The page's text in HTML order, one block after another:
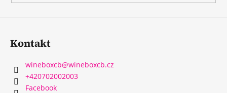
Kontakt
wineboxcb@wineboxcb.cz
+420702002003
Facebook